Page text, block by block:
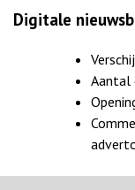
Digitale
Aantal